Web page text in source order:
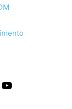
YouTube